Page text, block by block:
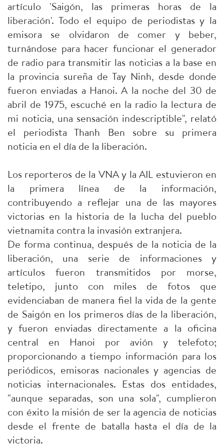
artículo 'Saigón, las primeras horas de la
liberación'. Todo el equipo de periodistas y la
emisora se olvidaron de comer y beber,
turnándose para hacer funcionar el generador
de radio para transmitir las noticias a la base en
la provincia sureña de Tay Ninh, desde donde
fueron enviadas a Hanoi. A la noche del 30 de
abril de 1975, escuché en la radio la lectura de
mi noticia, una sensación indescriptible", relató
el periodista Thanh Ben sobre su primera
noticia en el día de la liberación.
Los reporteros de la VNA y la AIL estuvieron en
la primera línea de la información,
contribuyendo a reflejar una de las mayores
victorias en la historia de la lucha del pueblo
vietnamita contra la invasión extranjera.
De forma continua, después de la noticia de la
liberación, una serie de informaciones y
artículos fueron transmitidos por morse,
teletipo, junto con miles de fotos que
evidenciaban de manera fiel la vida de la gente
de Saigón en los primeros días de la liberación,
y fueron enviadas directamente a la oficina
central en Hanoi por avión y telefoto;
proporcionando a tiempo información para los
periódicos, emisoras nacionales y agencias de
noticias internacionales. Estas dos entidades,
"aunque separadas, son una sola", cumplieron
con éxito la misión de ser la agencia de noticias
desde el frente de batalla hasta el día de la
victoria.